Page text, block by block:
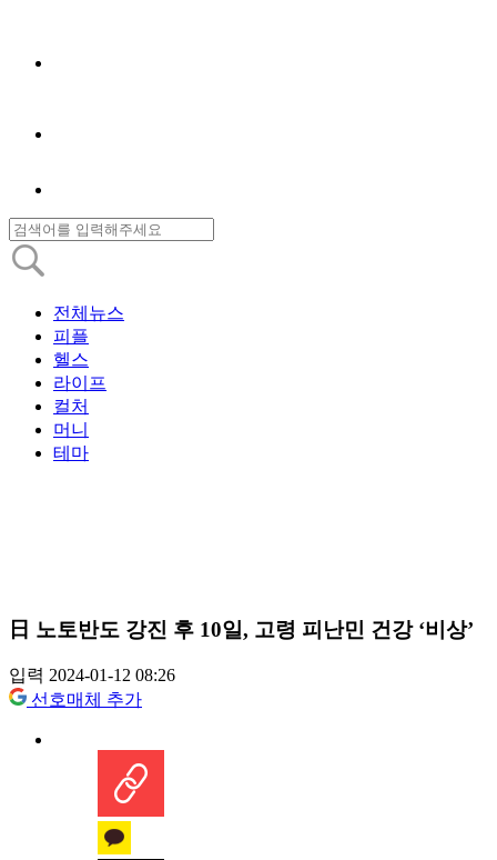
전체뉴스
피플
헬스
라이프
컬처
머니
테마
日 노토반도 강진 후 10일, 고령 피난민 건강 ‘비상’
입력 2024-01-12 08:26
선호매체 추가